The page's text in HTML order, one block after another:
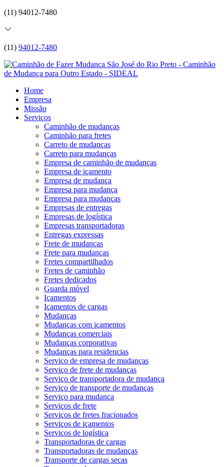
(11) 94012-7480
(11) 94012-7480
Home
Empresa
Missão
Serviços
Caminhão de mudanças
Caminhão para fretes
Carreto de mudanças
Carreto para mudanças
Empresa de caminhão de mudanças
Empresa de içamento
Empresa de mudança
Empresa para mudança
Empresa para mudanças
Empresas de entregas
Empresas de logística
Empresas transportadoras
Entregas expressas
Frete de mudanças
Frete para mudanças
Fretes compartilhados
Fretes de caminhão
Fretes dedicados
Guarda móvel
Içamentos
Içamentos de cargas
Mudanças
Mudanças com içamentos
Mudanças comerciais
Mudanças corporativas
Mudanças para residencias
Serviço de empresa de mudanças
Serviço de frete de mudanças
Serviço de transportadora de mudança
Serviço de transporte de mudanças
Serviço para mudança
Serviços de frete
Serviços de fretes fracionados
Serviços de içamentos
Serviços de logística
Transportadoras de cargas
Transportadoras de mudanças
Transporte de cargas secas